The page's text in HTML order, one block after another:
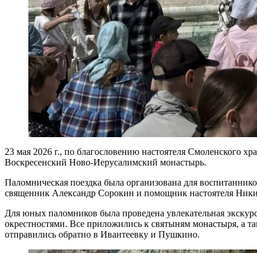
23 мая 2026 г., по благословению настоятеля Смоленского
Воскресенский Ново-Иерусалимский монастырь.
Паломническая поездка была организована для
священник Александр Сорокин и помощник настоятеля
Для юных паломников была проведена увлекательная
окрестностями. Все приложились к святыням монастыря, а
отправились обратно в Ивантеевку и Пушкино.